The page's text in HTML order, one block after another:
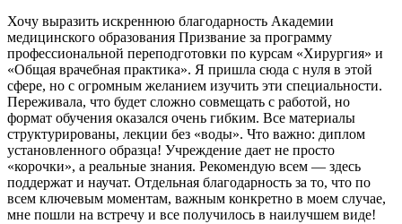
Хочу выразить искреннюю благодарность Академии
медицинского образования Призвание за программу
профессиональной переподготовки по курсам «Хирургия» и
«Общая врачебная практика». Я пришла сюда с нуля в этой
сфере, но с огромным желанием изучить эти специальности.
Переживала, что будет сложно совмещать с работой, но
формат обучения оказался очень гибким. Все материалы
структурированы, лекции без «воды». Что важно: диплом
установленного образца! Учреждение дает не просто
«корочки», а реальные знания. Рекомендую всем — здесь
поддержат и научат. Отдельная благодарность за то, что по
всем ключевым моментам, важным конкретно в моем случае,
мне пошли на встречу и все получилось в наилучшем виде!